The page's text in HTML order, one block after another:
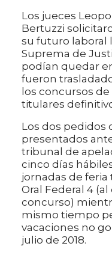
Los jueces
Bertuzzi
su futuro laboral
Suprema de
podían quedar
fueron
los concursos
titulares
Los dos pedidos
presentados
tribunal de
cinco días
jornadas de feria
Oral Federal 4
concurso)
mismo tiempo
vacaciones no
julio de 2018.